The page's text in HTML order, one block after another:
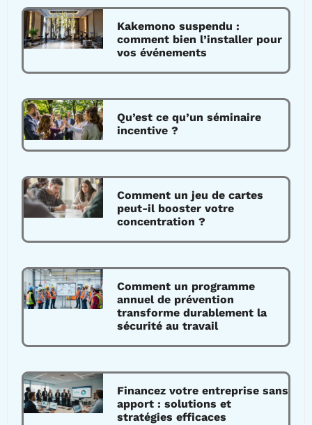
Kakemono suspendu :
comment bien l’installer pour
vos événements
Qu’est ce qu’un séminaire
incentive ?
Comment un jeu de cartes
peut-il booster votre
concentration ?
Comment un programme
annuel de prévention
transforme durablement la
sécurité au travail
Financez votre entreprise sans
apport : solutions et
stratégies efficaces